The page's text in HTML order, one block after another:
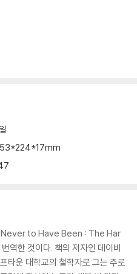
Never to Have Been : The Har
한 것이다. 책의 저자인 데이비
타운 대학교의 철학자로 그는 주로